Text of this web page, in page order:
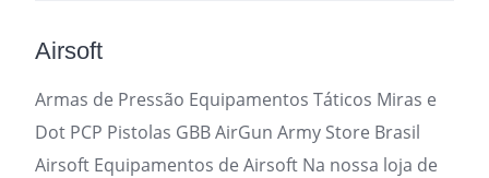
Airsoft
Armas de Pressão Equipamentos Táticos Miras e
Dot PCP Pistolas GBB AirGun Army Store Brasil
Airsoft Equipamentos de Airsoft Na nossa loja de